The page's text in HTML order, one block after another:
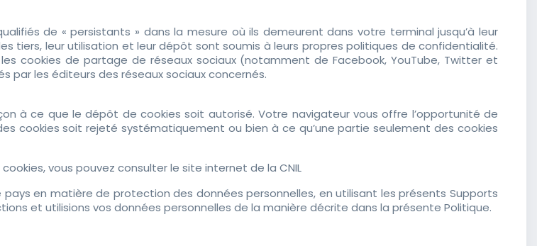
de « persistants » dans la mesure où ils demeurent dans votre terminal jusqu’à leur
tiers, leur utilisation et leur dépôt sont soumis à leurs propres politiques de confidentialité.
cookies de partage de réseaux sociaux (notamment de Facebook, YouTube, Twitter et
par les éditeurs des réseaux sociaux concernés.
à ce que le dépôt de cookies soit autorisé. Votre navigateur vous offre l’opportunité de
cookies soit rejeté systématiquement ou bien à ce qu’une partie seulement des cookies
vous pouvez consulter le site internet de la CNIL
en matière de protection des données personnelles, en utilisant les présents Supports
et utilisions vos données personnelles de la manière décrite dans la présente Politique.